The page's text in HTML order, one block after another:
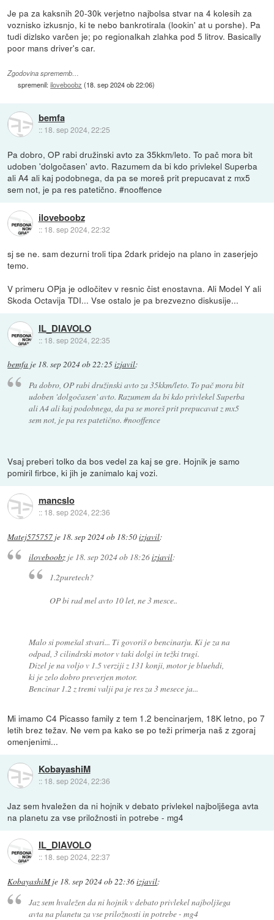
Je pa za kaksnih 20-30k verjetno najbolsa stvar na 4 kolesih za
voznisko izkusnjo, ki te nebo bankrotirala (lookin' at u porshe). Pa
tudi dizlsko varčen je; po regionalkah zlahka pod 5 litrov. Basically
poor mans driver's car.
Zgodovina sprememb…
spremenil:iloveboobz (18. sep 2024 ob 22:06)
bemfa
:: 18. sep 2024, 22:25
Pa dobro, OP rabi družinski avto za 35kkm/leto. To pač mora bit
udoben 'dolgočasen' avto. Razumem da bi kdo privlekel Superba
ali A4 ali kaj podobnega, da pa se moreš prit prepucavat z mx5
sem not, je pa res patetično. #nooffence
iloveboobz
:: 18. sep 2024, 22:32
sj se ne. sam dezurni troli tipa 2dark pridejo na plano in zaserjejo
temo.
V primeru OPja je odločitev v resnic čist enostavna. Ali Model Y ali
Skoda Octavija TDI... Vse ostalo je pa brezvezno diskusije...
IL_DIAVOLO
:: 18. sep 2024, 22:35
bemfa je 18. sep 2024 ob 22:25izjavil:
Pa dobro, OP rabi družinski avto za 35kkm/leto. To pač mora bit
udoben 'dolgočasen' avto. Razumem da bi kdo privlekel Superba
ali A4 ali kaj podobnega, da pa se moreš prit prepucavat z mx5
sem not, je pa res patetično. #nooffence
Vsaj preberi tolko da bos vedel za kaj se gre. Hojnik je samo
pomiril firbce, ki jih je zanimalo kaj vozi.
mancslo
:: 18. sep 2024, 22:36
Matej575757 je 18. sep 2024 ob 18:50izjavil:
iloveboobzje 18. sep 2024 ob 18:26izjavil:
1.2puretech?
OP bi rad mel avto 10 let, ne 3 mesce..
Malo si pomešal stvari... Ti govoriš o bencinarju. Ki je za na
odpad, 3 cilindrski motor v taki dolgi in težki trugi.
Dizel je na voljo v 1.5 verziji z 131 konji, motor je bluehdi,
ki je zelo dobro preverjen motor.
Bencinar 1.2 z tremi valji pa je res za 3 mesece ja...
Mi imamo C4 Picasso family z tem 1.2 bencinarjem, 18K letno, po 7
letih brez težav. Ne vem pa kako se po teži primerja naš z zgoraj
omenjenimi...
KobayashiM
:: 18. sep 2024, 22:36
Jaz sem hvaležen da ni hojnik v debato privlekel najboljšega avta
na planetu za vse priložnosti in potrebe - mg4
IL_DIAVOLO
:: 18. sep 2024, 22:37
KobayashiMje 18. sep 2024 ob 22:36izjavil:
Jaz sem hvaležen da ni hojnik v debato privlekel najboljšega
avta na planetu za vse priložnosti in potrebe - mg4